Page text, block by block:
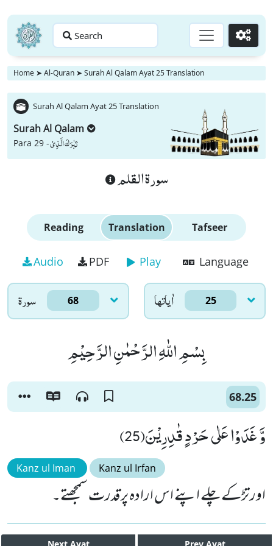
Search Go
Home ➤ Al-Quran ➤ Surah Al Qalam Ayat 25 Translation
Surah Al Qalam Ayat 25 Translation
Surah Al Qalam
Para 29 -تَبٰرَكَ الَّذِیْ
سورة القلم
Reading Translation Tafseer
Audio PDF Play Language
سورۃ 68 اٰياتها 25
بِسْمِ اللّٰهِ الرَّحْمٰنِ الرَّحِیْمِ
68.25
وَّ غَدَوْا عَلٰى حَرْدٍ قٰدِرِیْنَ(25)
Kanz ul Iman Kanz ul Irfan
اور تڑکے چلے اپنے اس ارادہ پر قدرت سمجھتے۔